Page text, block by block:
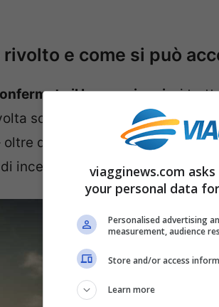
rivolto e come si può
il bonus viaggi, si
solo a determinati target. E’
quello di aiutare a
incentivare il turismo in Italia.
viagginews.com
your personal data
Personalised advertising
measurement, audience
Store and/or access
Learn more